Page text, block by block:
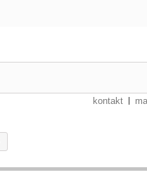
kontakt